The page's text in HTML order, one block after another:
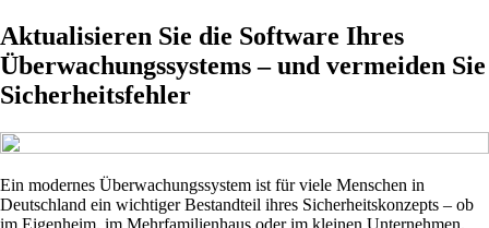
Aktualisieren Sie die Software Ihres
Überwachungssystems – und vermeiden Sie
Sicherheitsfehler
Ein modernes Überwachungssystem ist für viele Menschen in
Deutschland ein wichtiger Bestandteil ihres Sicherheitskonzepts – ob
im Eigenheim, im Mehrfamilienhaus oder im kleinen Unternehmen.